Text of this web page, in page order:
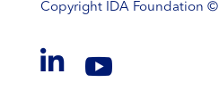
Copyright IDA Foundation ©
 